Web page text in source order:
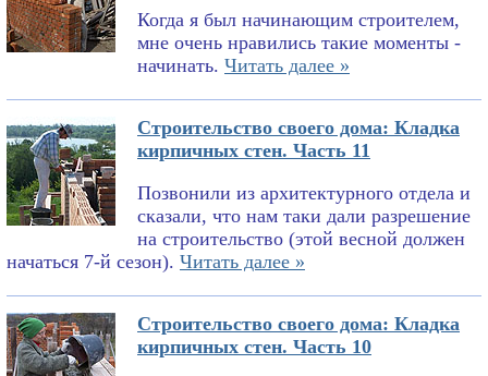
Когда я был начинающим строителем,
мне очень нравились такие моменты -
начинать. Читать далее »
Строительство своего дома: Кладка
кирпичных стен. Часть 11
Позвонили из архитектурного отдела и
сказали, что нам таки дали разрешение
на строительство (этой весной должен
начаться 7-й сезон). Читать далее »
Строительство своего дома: Кладка
кирпичных стен. Часть 10